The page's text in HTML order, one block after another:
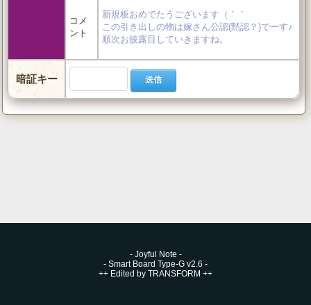
コメ
ント
新規板おめでたうございます（｀｀
この引き出しの物は嫁さん公認(黙認？)でーす♪
順次お披露目していきますね。
暗証キー
- Joyful Note -
- Smart Board Type-G v2.6 -
++ Edited by TRANSFORM ++